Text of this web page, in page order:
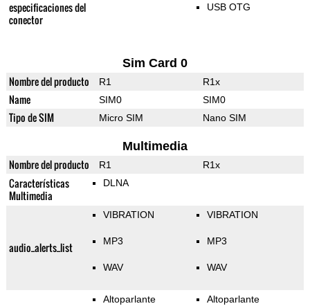
especificaciones del
conector
USB OTG
Sim Card 0
Nombre del producto R1 R1x
Name SIM0 SIM0
Tipo de SIM Micro SIM Nano SIM
Multimedia
Nombre del producto R1 R1x
Características
Multimedia
DLNA
audio_alerts_list
VIBRATION
MP3
WAV
VIBRATION
MP3
WAV
Altoparlante Altoparlante